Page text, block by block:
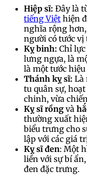
Hiệp sĩ: Đây là
tiếng Việt hiện
nghĩa rộng
người có tước vị
Kỵ binh: Chỉ
lưng ngựa, là
là một tước
Thánh kỵ sĩ: Là
tu quân sự,
chinh, vừa
Kỵ sĩ rồng và
thường xuất
biểu trưng cho
lập với các giá
Kỵ sĩ đen: Một
liền với sự bí
đen đặc trưng.